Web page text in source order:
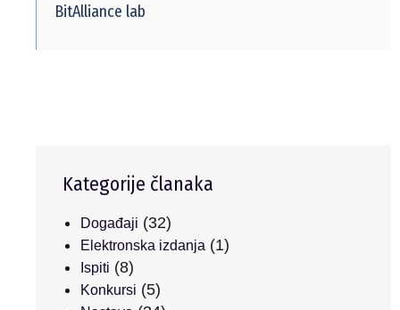
BitAlliance lab
Kategorije članaka
Događaji (32)
Elektronska izdanja (1)
Ispiti (8)
Konkursi (5)